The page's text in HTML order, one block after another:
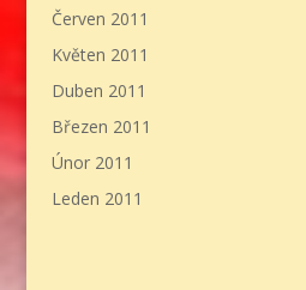
Červen 2011
Květen 2011
Duben 2011
Březen 2011
Únor 2011
Leden 2011